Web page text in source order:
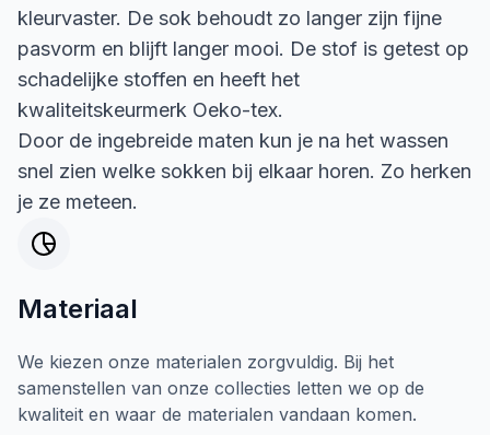
kleurvaster. De sok behoudt zo langer zijn fijne
pasvorm en blijft langer mooi. De stof is getest op
schadelijke stoffen en heeft het
kwaliteitskeurmerk Oeko-tex.
Door de ingebreide maten kun je na het wassen
snel zien welke sokken bij elkaar horen. Zo herken
je ze meteen.
Materiaal
We kiezen onze materialen zorgvuldig. Bij het
samenstellen van onze collecties letten we op de
kwaliteit en waar de materialen vandaan komen.